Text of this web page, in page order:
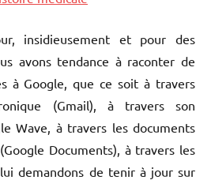
insidieusement et pour des
avons tendance à raconter de
à Google, que ce soit à travers
(Gmail), à travers son
Wave, à travers les documents
Documents), à travers les
demandons de tenir à jour sur